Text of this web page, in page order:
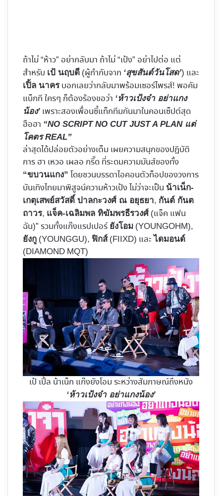
ถ้าไม่ “ห้าว” อย่ากลับมา ถ้าไม่ “เป้ง” อย่าไปต่อ แต่
สำหรับ เป้ นฤบดี (ผู้กำกับจาก ‘สุขสันต์วันโสด’) ​และ
เปิ้ล นาครบอกเลยว่ากลับมาพร้อมเซอร์ไพรส์! พอคัม
แบ็กที ใครๆ ก็ต้องร้องขอว่า ‘ห้าวเป้งจ๋า อย่าแกง
น้อง’ เพราะสองเพื่อนซี้แท็กทีมกันมาในคอนเซ็ปต์สุด
ฮือฮา “NO SCRIPT NO CUT JUST A PLAN แต่
โคตร REAL”
ล่าสุดได้ปล่อยตัวอย่างเต็ม เผยความสนุกของปฏิบัติ
การ ฮา เหวอ เผลอ กรี๊ด ที่ระดมความมันส์ของทั้ง
“ขบวนแกง” โดยชวนบรรดาไอคอนตัวท็อปของวงการ
บันเทิงไทยมาพิสูจน์ความห้าวเป้ง ไม่ว่าจะเป็น น้าเน็ก-
เกตุเสพย์สวัสดิ์ ปาลกะวงศ์ ณ อยุธยา, กันต์ กันต
ถาวร, แจ็ค-เฉลิมพล ทิฆัมพรธีรวงศ์ (แจ็ค แฟน
ฉัน)” รวมทั้งแก๊งแรปเปอร์ ยังโอม (YOUNGOHM),
ยังกู (YOUNGGU), ฟิกส์(FIIXD) และไดมอนด์
(DIAMOND MQT)
เป้ เปิ้ล น้าเน็ก แก๊งยังโอม ระหว่างสัมภาษณ์ถึงหนัง
‘ห้าวเป้งจ๋า อย่าแกงน้อง’